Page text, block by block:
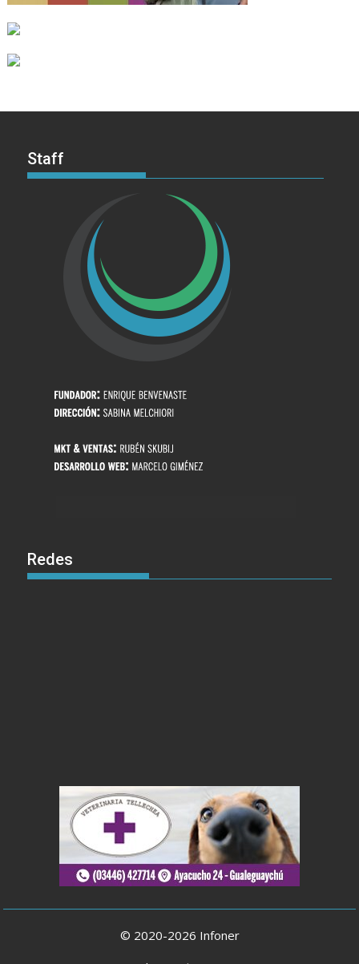
Staff
Redes
© 2020-2026 Infoner